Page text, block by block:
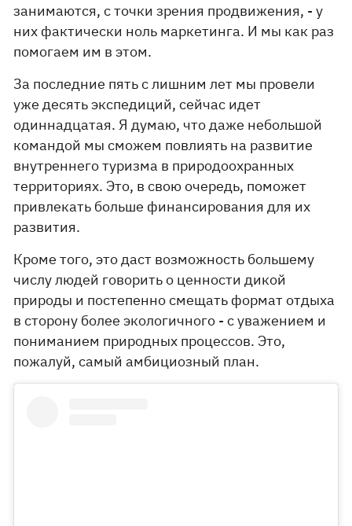
занимаются, с точки зрения продвижения, - у
них фактически ноль маркетинга. И мы как раз
помогаем им в этом.
За последние пять с лишним лет мы провели
уже десять экспедиций, сейчас идет
одиннадцатая. Я думаю, что даже небольшой
командой мы сможем повлиять на развитие
внутреннего туризма в природоохранных
территориях. Это, в свою очередь, поможет
привлекать больше финансирования для их
развития.
Кроме того, это даст возможность большему
числу людей говорить о ценности дикой
природы и постепенно смещать формат отдыха
в сторону более экологичного - с уважением и
пониманием природных процессов. Это,
пожалуй, самый амбициозный план.